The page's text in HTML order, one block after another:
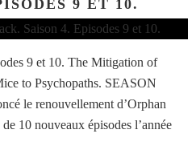
9 ET 10.
9 et 10. The Mitigation of
to Psychopaths. SEASON
le renouvellement d’Orphan
10 nouveaux épisodes l’année